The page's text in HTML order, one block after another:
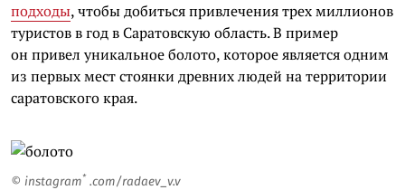
подходы, чтобы добиться привлечения трех миллионов
туристов в год в Саратовскую область. В пример
он привел уникальное болото, которое является одним
из первых мест стоянки древних людей на территории
саратовского края.
© instagram* .com/radaev_v.v